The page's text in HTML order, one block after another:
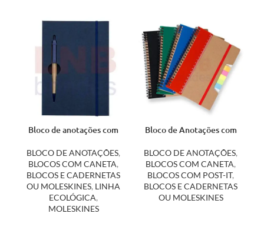
Bloco de anotações com
BLOCO DE ANOTAÇÕES,
BLOCOS COM CANETA,
BLOCOS E CADERNETAS
OU MOLESKINES, LINHA
ECOLÓGICA,
MOLESKINES
Bloco de Anotações com
14692
BLOCO DE ANOTAÇÕES,
BLOCOS COM CANETA,
BLOCOS COM POST-IT,
BLOCOS E CADERNETAS
OU MOLESKINES